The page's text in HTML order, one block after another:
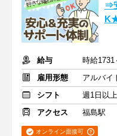
⇒
給与
雇用形態
アルバイ
シフト
週1日以
アクセス
福島駅
オンライン面接可